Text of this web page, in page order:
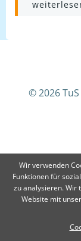
© 2026
Wir verwenden
Funktionen für
zu analysieren. Wir
Website mit